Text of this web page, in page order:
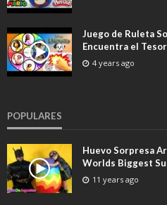
Juego de Ruleta
Encuentra el
4 years ago
POPULARES
Huevo Sorpresa
Worlds Biggest
11 years ago